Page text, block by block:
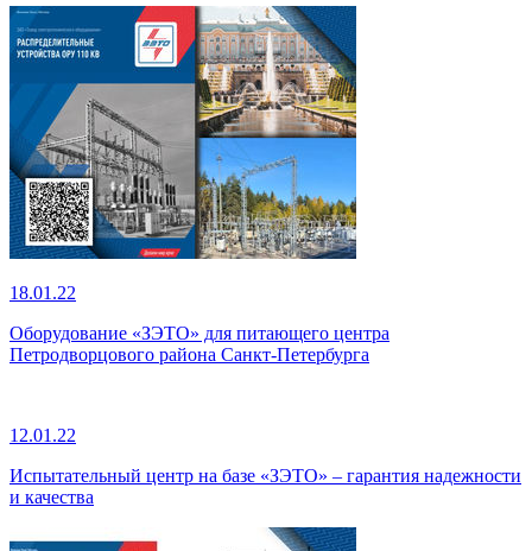
18.01.22
Оборудование «ЗЭТО» для питающего центра
Петродворцового района Санкт-Петербурга
12.01.22
Испытательный центр на базе «ЗЭТО» – гарантия надежности
и качества